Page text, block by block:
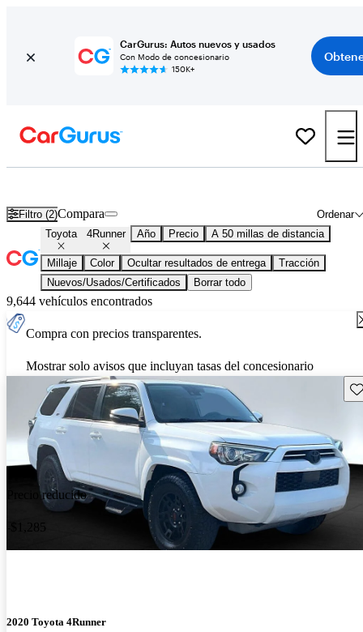
CarGurus: Autos nuevos y usados
Con Modo de concesionario
150K+
Filtro (2) Ordenar
Compara
Toyota 4Runner Año Precio A 50 millas de distancia
Millaje Color Ocultar resultados de entrega
Tracción
Nuevos/Usados/Certificados
Borrar todo
9,644 vehículos encontrados
Compra con precios transparentes.
Mostrar solo avisos que incluyan tasas del concesionario
Precio reducido
-$1,285
2020 Toyota 4Runner